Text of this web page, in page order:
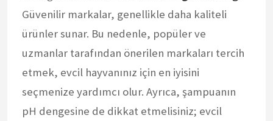
Güvenilir markalar, genellikle daha kaliteli
ürünler sunar. Bu nedenle, popüler ve
uzmanlar tarafından önerilen markaları tercih
etmek, evcil hayvanınız için en iyisini
seçmenize yardımcı olur. Ayrıca, şampuanın
pH dengesine de dikkat etmelisiniz; evcil